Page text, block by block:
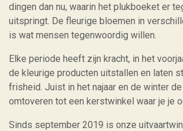
dingen dan nu, waarin het plukboeket er
uitspringt. De fleurige bloemen in
is wat mensen tegenwoordig willen.
Elke periode heeft zijn kracht, in het
de kleurige producten uitstallen en laten
frisheid. Juist in het najaar en de winter
omtoveren tot een kerstwinkel waar je je
Sinds september 2019 is onze